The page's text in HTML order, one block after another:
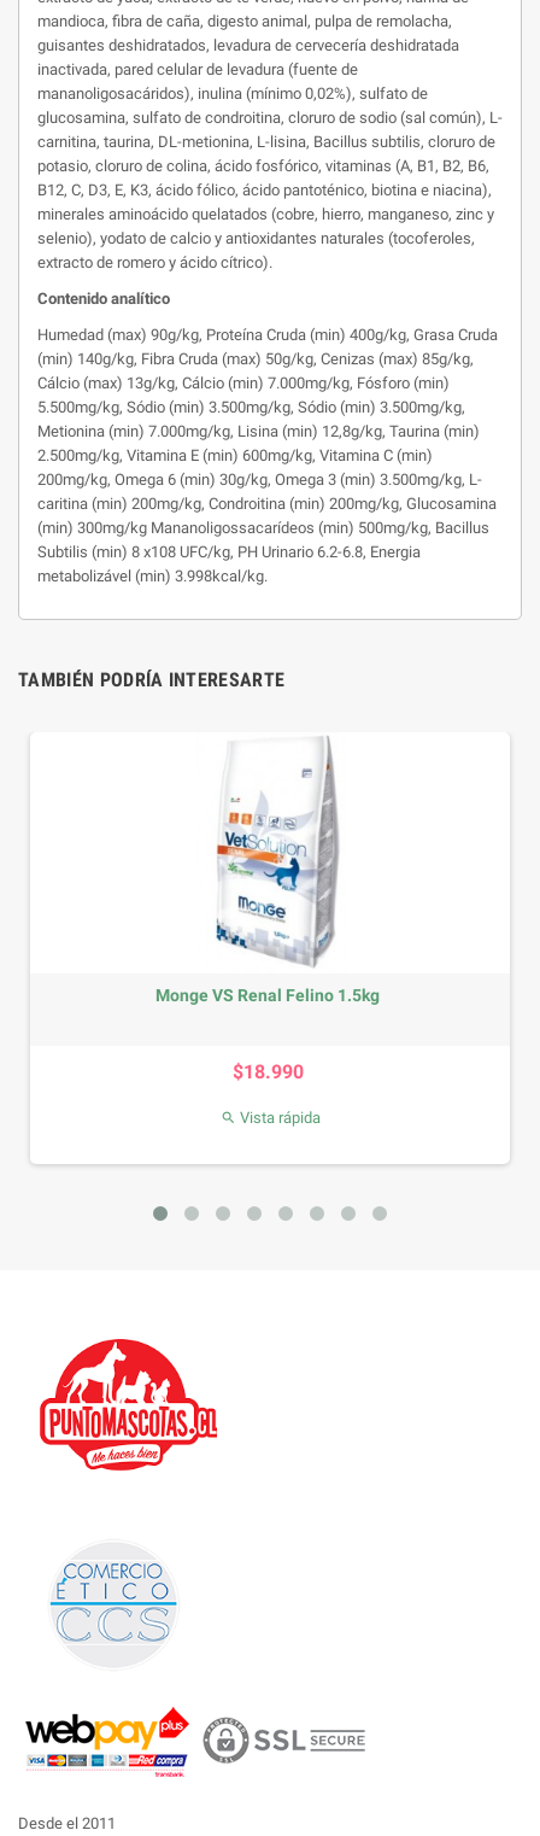
mandioca, fibra de caña, digesto animal, pulpa de remolacha,
guisantes deshidratados, levadura de cervecería deshidratada
inactivada, pared celular de levadura (fuente de
mananoligosacáridos), inulina (mínimo 0,02%), sulfato de
glucosamina, sulfato de condroitina, cloruro de sodio (sal común), L-
carnitina, taurina, DL-metionina, L-lisina, Bacillus subtilis, cloruro de
potasio, cloruro de colina, ácido fosfórico, vitaminas (A, B1, B2, B6,
B12, C, D3, E, K3, ácido fólico, ácido pantoténico, biotina e niacina),
minerales aminoácido quelatados (cobre, hierro, manganeso, zinc y
selenio), yodato de calcio y antioxidantes naturales (tocoferoles,
extracto de romero y ácido cítrico).
Contenido analítico
Humedad (max) 90g/kg, Proteína Cruda (min) 400g/kg, Grasa Cruda
(min) 140g/kg, Fibra Cruda (max) 50g/kg, Cenizas (max) 85g/kg,
Cálcio (max) 13g/kg, Cálcio (min) 7.000mg/kg, Fósforo (min)
5.500mg/kg, Sódio (min) 3.500mg/kg, Sódio (min) 3.500mg/kg,
Metionina (min) 7.000mg/kg, Lisina (min) 12,8g/kg, Taurina (min)
2.500mg/kg, Vitamina E (min) 600mg/kg, Vitamina C (min)
200mg/kg, Omega 6 (min) 30g/kg, Omega 3 (min) 3.500mg/kg, L-
caritina (min) 200mg/kg, Condroitina (min) 200mg/kg, Glucosamina
(min) 300mg/kg Mananoligossacarídeos (min) 500mg/kg, Bacillus
Subtilis (min) 8 x108 UFC/kg, PH Urinario 6.2-6.8, Energia
metabolizável (min) 3.998kcal/kg.
TAMBIÉN PODRÍA INTERESARTE
VS Renal Felino 1.5kg
-20,08%
Desde el 2011